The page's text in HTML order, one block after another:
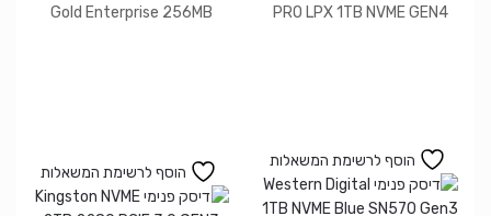
PRO LPX 1TB NVME GEN4
Gold Enterprise 256MB
הוסף לרשימת המשאלות
הוסף לרשימת המשאלות